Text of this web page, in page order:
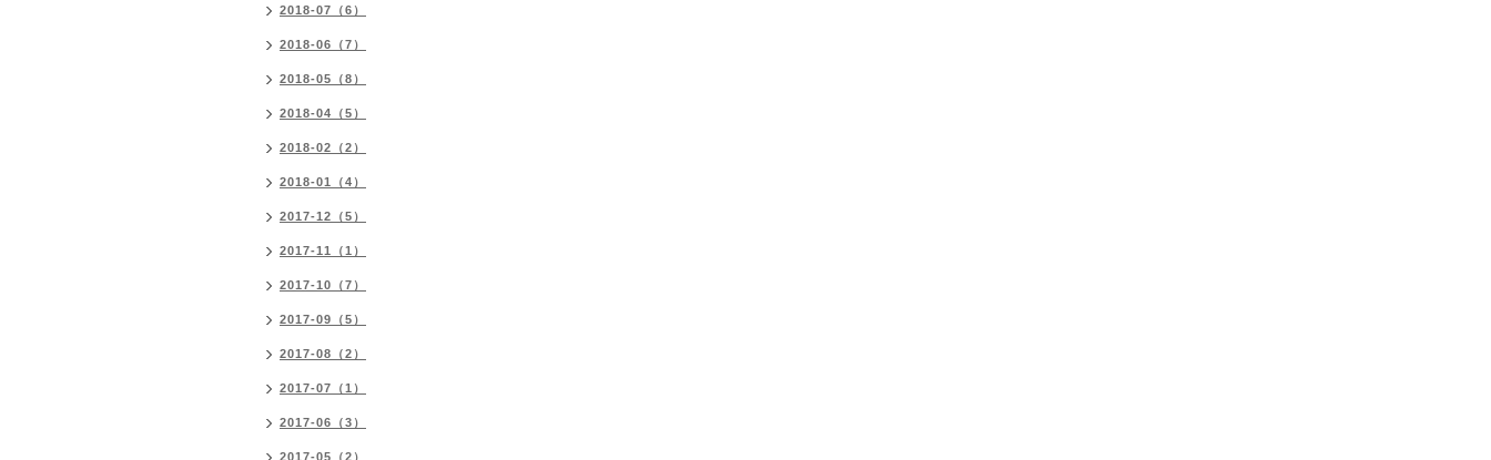
2018-07（6）
2018-06（7）
2018-05（8）
2018-04（5）
2018-02（2）
2018-01（4）
2017-12（5）
2017-11（1）
2017-10（7）
2017-09（5）
2017-08（2）
2017-07（1）
2017-06（3）
2017-05（2）